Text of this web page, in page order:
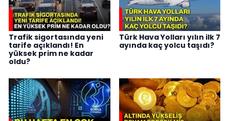
Trafik sigortasında yeni
tarife açıklandı! En
yüksek prim ne kadar
oldu?
Türk Hava Yolları yılın ilk 7
ayında kaç yolcu taşıdı?